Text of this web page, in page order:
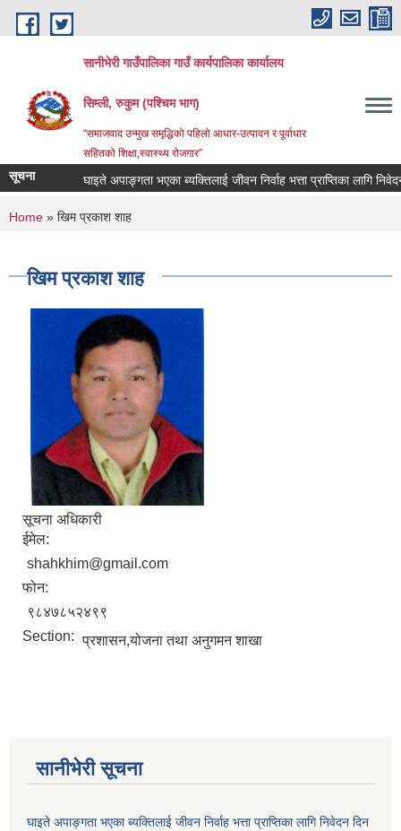
Skip to main content
सानीभेरी गाउँपालिका गाउँ कार्यपालिका कार्यालय
सिम्ली, रुकुम (पश्चिम भाग)
“समाजवाद उन्मुख समृद्धिको पहिलो आधार-उत्पादन र पूर्वाधार
सहितको शिक्षा,स्वास्थ्य रोजगार”
सूचना घाइते अपाङ्गता भएका ब्यक्तिलाई जीवन निर्वाह भत्ता प्राप्तिका लागि निवेदन
You are here
Home » खिम प्रकाश शाह
खिम प्रकाश शाह
सूचना अधिकारी
ईमेल:
shahkhim@gmail.com
फोन:
९८४७८५२४९९
Section: प्रशासन,योजना तथा अनुगमन शाखा
सानीभेरी सूचना
घाइते अपाङ्गता भएका ब्यक्तिलाई जीवन निर्वाह भत्ता प्राप्तिका लागि निवेदन दिन